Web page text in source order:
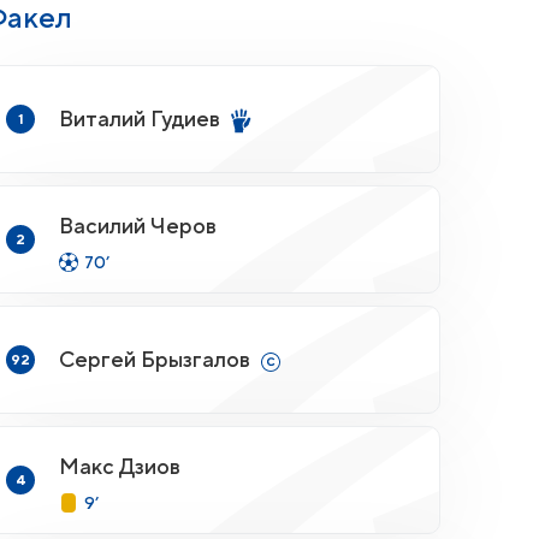
1 Виталий Гудиев
2
Василий Черов
70’
92 Сергей Брызгалов
4
Макс Дзиов
9’